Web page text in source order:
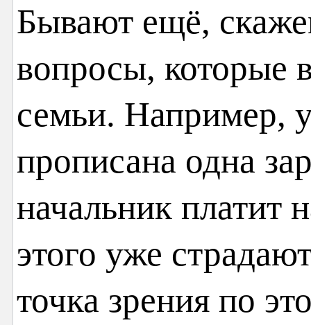
Бывают ещё,
вопросы, которые
семьи. Например,
прописана одна
начальник платит
этого уже
точка зрения по